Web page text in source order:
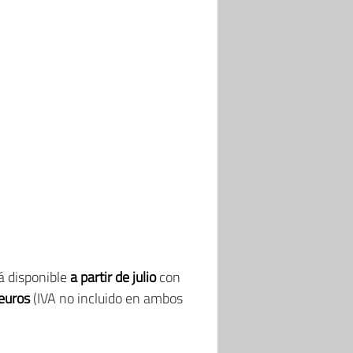
disponiblea partir de juliocon
(IVA no incluido en ambos